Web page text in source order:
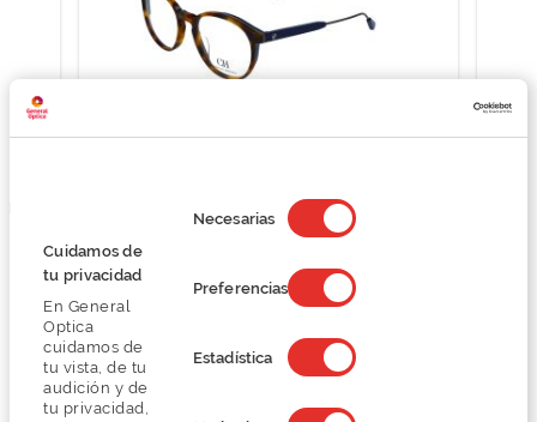
Cuidamos de
tu privacidad
En General
Optica
cuidamos de
tu vista, de tu
audición y de
tu privacidad,
de
consentimiento
Necesarias
Preferencias
Estadística
CH Carolina Herrera OCCH.VISTA CAROLINA
HERRERA VHE811
63,60 €